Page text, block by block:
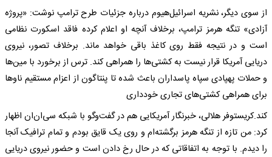
از سوی دیگر، نشریه اسرائیل‌هیوم درباره جزئیات طرح ترامپ نوشت: «پروژه
آزادی» تنگه هرمز ترامپ، برخلاف آنچه او اعلام کرده فاقد اسکورت نظامی
است و در نتیجه فقط روی کاغذ باقی خواهد ماند. برخلاف تصور، نیروی
دریایی آمریکا قرار نیست به کشتی‌ها را همراهی کند. ترس از برخورد با مین‌ها
و حملات پهپادی سپاه پاسداران باعث شده تا پنتاگون از اعزام مستقیم ناوها
برای همراهی کشتی‌های تجاری خودداری
کند.کریستوفر هلالی، خبرنگار آمریکایی هم در گفت‌و‌گو با شبکه سی‌ان‌ان اظهار
کرد: من تازه از تنگه هرمز برگشته‌ام و روی یک قایق بودم و تمام ترافیک آنجا
را دیدم. با توجه به اتفاقاتی که در حال رخ دادن است و حضور نیروی دریایی